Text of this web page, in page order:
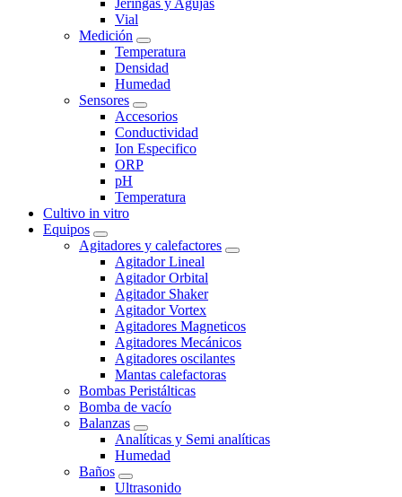
Vial
Medición
Temperatura
Densidad
Humedad
Sensores
Accesorios
Conductividad
Ion Especifico
ORP
pH
Temperatura
Cultivo in vitro
Equipos
Agitadores y calefactores
Agitador Lineal
Agitador Orbital
Agitador Shaker
Agitador Vortex
Agitadores Magneticos
Agitadores Mecánicos
Agitadores oscilantes
Mantas calefactoras
Bombas Peristálticas
Bomba de vacío
Balanzas
Analíticas y Semi analíticas
Humedad
Baños
Ultrasonido